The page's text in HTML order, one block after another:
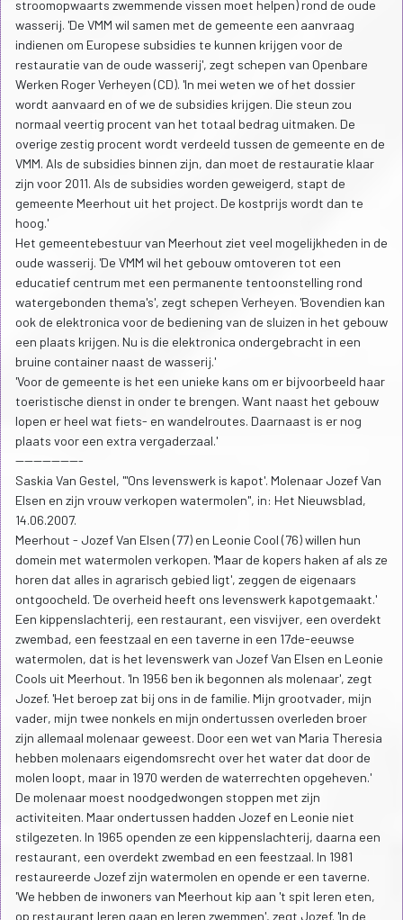
stroomopwaarts zwemmende vissen moet helpen) rond de oude
wasserij. 'De VMM wil samen met de gemeente een aanvraag
indienen om Europese subsidies te kunnen krijgen voor de
restauratie van de oude wasserij', zegt schepen van Openbare
Werken Roger Verheyen (CD). 'In mei weten we of het dossier
wordt aanvaard en of we de subsidies krijgen. Die steun zou
normaal veertig procent van het totaal bedrag uitmaken. De
overige zestig procent wordt verdeeld tussen de gemeente en de
VMM. Als de subsidies binnen zijn, dan moet de restauratie klaar
zijn voor 2011. Als de subsidies worden geweigerd, stapt de
gemeente Meerhout uit het project. De kostprijs wordt dan te
hoog.'
Het gemeentebestuur van Meerhout ziet veel mogelijkheden in de
oude wasserij. 'De VMM wil het gebouw omtoveren tot een
educatief centrum met een permanente tentoonstelling rond
watergebonden thema's', zegt schepen Verheyen. 'Bovendien kan
ook de elektronica voor de bediening van de sluizen in het gebouw
een plaats krijgen. Nu is die elektronica ondergebracht in een
bruine container naast de wasserij.'
'Voor de gemeente is het een unieke kans om er bijvoorbeeld haar
toeristische dienst in onder te brengen. Want naast het gebouw
lopen er heel wat fiets- en wandelroutes. Daarnaast is er nog
plaats voor een extra vergaderzaal.'
---------------
Saskia Van Gestel, "'Ons levenswerk is kapot'. Molenaar Jozef Van
Elsen en zijn vrouw verkopen watermolen", in: Het Nieuwsblad,
14.06.2007.
Meerhout - Jozef Van Elsen (77) en Leonie Cool (76) willen hun
domein met watermolen verkopen. 'Maar de kopers haken af als ze
horen dat alles in agrarisch gebied ligt', zeggen de eigenaars
ontgoocheld. 'De overheid heeft ons levenswerk kapotgemaakt.'
Een kippenslachterij, een restaurant, een visvijver, een overdekt
zwembad, een feestzaal en een taverne in een 17de-eeuwse
watermolen, dat is het levenswerk van Jozef Van Elsen en Leonie
Cools uit Meerhout. 'In 1956 ben ik begonnen als molenaar', zegt
Jozef. 'Het beroep zat bij ons in de familie. Mijn grootvader, mijn
vader, mijn twee nonkels en mijn ondertussen overleden broer
zijn allemaal molenaar geweest. Door een wet van Maria Theresia
hebben molenaars eigendomsrecht over het water dat door de
molen loopt, maar in 1970 werden de waterrechten opgeheven.'
De molenaar moest noodgedwongen stoppen met zijn
activiteiten. Maar ondertussen hadden Jozef en Leonie niet
stilgezeten. In 1965 openden ze een kippenslachterij, daarna een
restaurant, een overdekt zwembad en een feestzaal. In 1981
restaureerde Jozef zijn watermolen en opende er een taverne.
'We hebben de inwoners van Meerhout kip aan 't spit leren eten,
op restaurant leren gaan en leren zwemmen', zegt Jozef. 'In de